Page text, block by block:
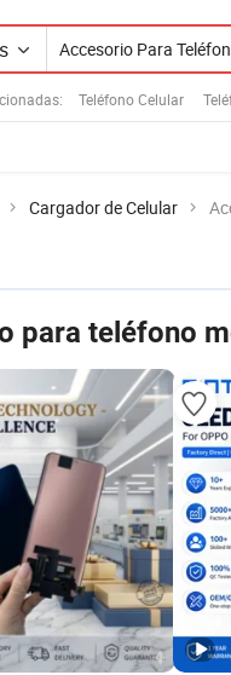
Teléfono Celular
Cargador de Celular
para teléfono